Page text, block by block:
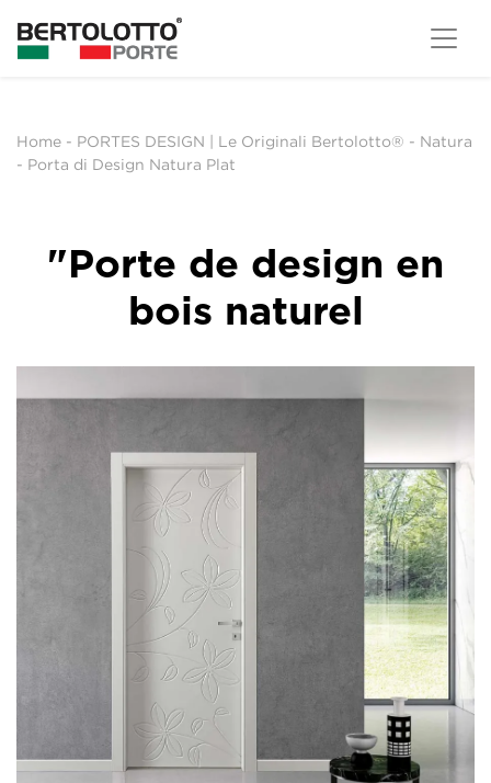
Home - PORTES DESIGN | Le Originali Bertolotto® - Natura
- Porta di Design Natura Plat
"Porte de design en
bois naturel